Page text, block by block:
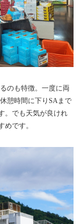
のも特徴。一度に両
憩時間に下りSAまで
。でも天気が良けれ
めです。